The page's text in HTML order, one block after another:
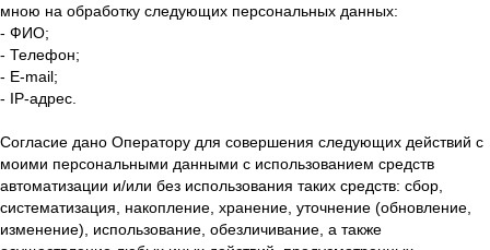
мною на обработку следующих персональных данных:
- ФИО;
- Телефон;
- E-mail;
- IP-адрес.
Согласие дано Оператору для совершения следующих действий с
моими персональными данными с использованием средств
автоматизации и/или без использования таких средств: сбор,
систематизация, накопление, хранение, уточнение (обновление,
изменение), использование, обезличивание, а также